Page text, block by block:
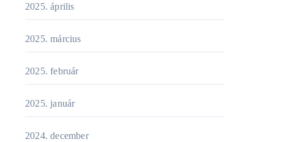
2025. április
2025. március
2025. február
2025. január
2024. december